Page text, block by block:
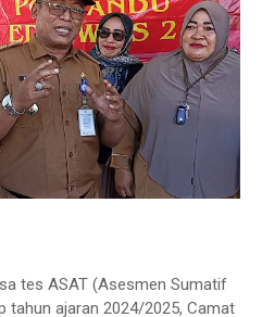
tes ASAT (Asesmen Sumatif
tahun ajaran 2024/2025, Camat